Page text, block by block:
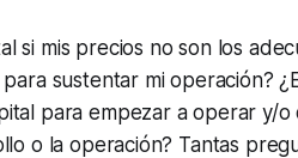
si mis precios no son los
sustentar mi operación?
para empezar a operar y/
o la operación? Tantas